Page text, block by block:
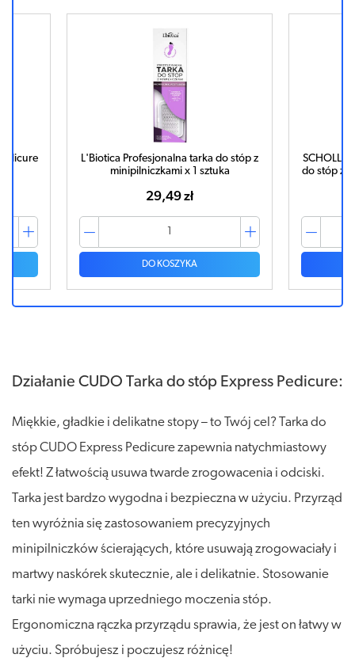
L'Biotica Profesjonalna tarka do stóp z
minipilniczkami x 1 sztuka
29,49 zł
DO KOSZYKA
SCHOLL
do stóp z
Działanie CUDO Tarka do stóp Express Pedicure:
Miękkie, gładkie i delikatne stopy – to Twój cel? Tarka do
stóp CUDO Express Pedicure zapewnia natychmiastowy
efekt! Z łatwością usuwa twarde zrogowacenia i odciski.
Tarka jest bardzo wygodna i bezpieczna w użyciu. Przyrząd
ten wyróżnia się zastosowaniem precyzyjnych
minipilniczków ścierających, które usuwają zrogowaciały i
martwy naskórek skutecznie, ale i delikatnie. Stosowanie
tarki nie wymaga uprzedniego moczenia stóp.
Ergonomiczna rączka przyrządu sprawia, że jest on łatwy w
użyciu. Spróbujesz i poczujesz różnicę!